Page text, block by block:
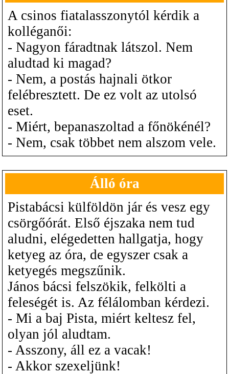
A csinos fiatalasszonytól kérdik a
kolléganői:
- Nagyon fáradtnak látszol. Nem
aludtad ki magad?
- Nem, a postás hajnali ötkor
felébresztett. De ez volt az utolsó
eset.
- Miért, bepanaszoltad a főnökénél?
- Nem, csak többet nem alszom vele.
Álló óra
Pistabácsi külföldön jár és vesz egy
csörgőórát. Első éjszaka nem tud
aludni, elégedetten hallgatja, hogy
ketyeg az óra, de egyszer csak a
ketyegés megszűnik.
János bácsi felszökik, felkölti a
feleségét is. Az félálomban kérdezi.
- Mi a baj Pista, miért keltesz fel,
olyan jól aludtam.
- Asszony, áll ez a vacak!
- Akkor szexeljünk!